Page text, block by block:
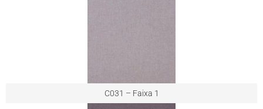
C031 – Faixa 1